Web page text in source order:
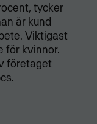
tycker
är kund
Viktigast
för kvinnor.
företaget